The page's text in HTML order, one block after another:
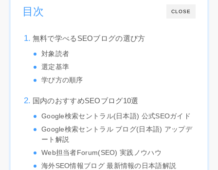
CLOSE
目次
無料で学べるSEOブログの選び方
対象読者
選定基準
学び方の順序
国内のおすすめSEOブログ10選
Google検索セントラル(日本語) 公式SEOガイド
Google検索セントラル ブログ(日本語) アップデ
ート解説
Web担当者Forum(SEO) 実践ノウハウ
海外SEO情報ブログ 最新情報の日本語解説